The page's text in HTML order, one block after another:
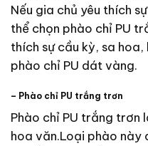
Nếu gia chủ yêu thích
thể chọn phào chỉ PU
thích sự cầu kỳ, sa
phào chỉ PU dát vàng.
– Phào chỉ PU trắng trơn
Phào chỉ PU trắng trơn
hoa văn.Loại phào này